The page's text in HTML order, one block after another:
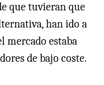
que tuvieran que
han ido a
mercado estaba
de bajo coste.